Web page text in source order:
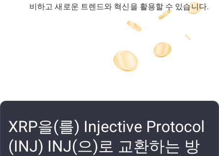
비하고 새로운 트렌드와 혁신을 활용할 수 있습니다.
XRP을(를) Injective Protocol
(INJ) INJ(으)로 교환하는 방